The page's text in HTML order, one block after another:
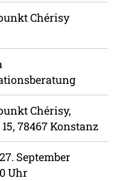
Chérisy
Chérisy,
78467 Konstanz
September
Uhr